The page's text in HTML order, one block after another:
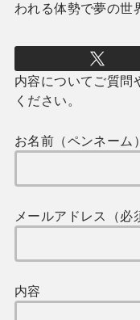
われる体勢で夢の世
内容についてご質問
ください。
お名前（ペンネーム）
メールアドレス（必
内容